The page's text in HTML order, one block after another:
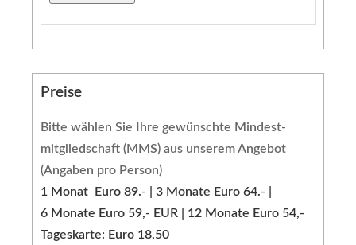
Preise
Bitte wählen Sie Ihre gewünschte Mindest-
mitgliedschaft (MMS) aus unserem Angebot
(Angaben pro Person)
1 Monat Euro 89.- | 3 Monate Euro 64.- |
6 Monate Euro 59,- EUR | 12 Monate Euro 54,-
Tageskarte: Euro 18,50